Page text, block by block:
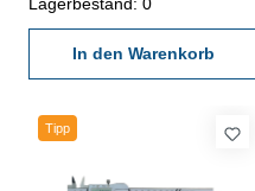
Messbereich 0-150 mm
In den Warenkorb
Tipp